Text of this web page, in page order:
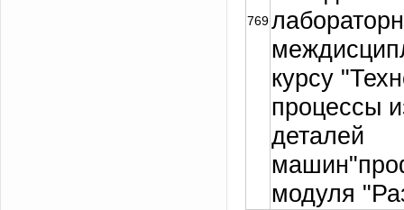
769
курсу
процессы
деталей
модуля